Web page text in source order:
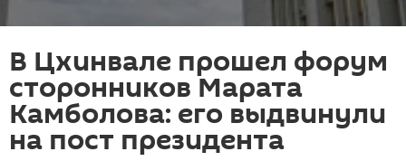
В Цхинвале прошел форум
сторонников Марата
Камболова: его выдвинули
на пост президента